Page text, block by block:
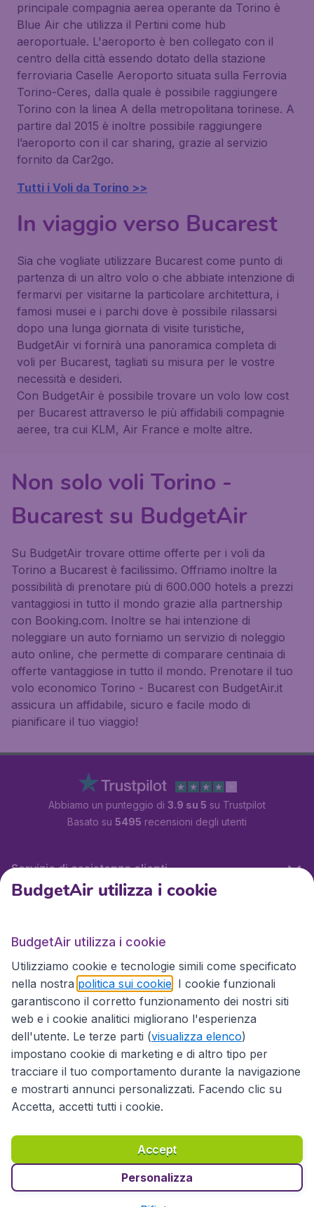
principale compagnia aerea operante da Torino è
Blue Air che utilizza il Pertini come hub
aeroportuale. L'aeroporto è ben collegato con il
centro della città essendo dotato della stazione
ferroviaria Caselle Aeroporto situata sulla Ferrovia
Torino-Ceres, dalla quale è possibile raggiungere
Torino con la linea A della metropolitana torinese. A
partire dal 2015 è inoltre possibile raggiungere
l’aeroporto con il car sharing, grazie al servizio
fornito da Car2go.
Tutti i Voli da Torino >>
In viaggio verso Bucarest
Sia che vogliate utilizzare Bucarest come punto di
partenza di un altro volo o che abbiate intenzione di
fermarvi per visitarne la particolare architettura, i
famosi musei e i parchi dove è possibile rilassarsi
dopo una lunga giornata di visite turistiche,
BudgetAir vi fornirà una panoramica completa di
voli per Bucarest, tagliati su misura per le vostre
necessità e desideri.
Con BudgetAir è possibile trovare un volo low cost
per Bucarest attraverso le più affidabili compagnie
aeree, tra cui KLM, Air France e molte altre.
Non solo voli Torino -
Bucarest su BudgetAir
Su BudgetAir trovare ottime offerte per i voli da
Torino a Bucarest è facilissimo. Offriamo inoltre la
possibilità di prenotare più di 600.000 hotels a prezzi
vantaggiosi in tutto il mondo grazie alla partnership
con Booking.com. Inoltre se hai intenzione di
noleggiare un auto forniamo un servizio di noleggio
auto online, che permette di comparare centinaia di
offerte vantaggiose in tutto il mondo. Prenotare il tuo
volo economico Torino - Bucarest con BudgetAir.it
assicura un affidabile, sicuro e facile modo di
pianificare il tuo viaggio!
Abbiamo un punteggio di 3.9 su 5 su Trustpilot
Basato su 5495 recensioni degli utenti
Servizio di assistenza clienti
Siti internazionali
Esonero di responsabilità
Diritto d'autore © 2026
BudgetAir utilizza i cookie
BudgetAir utilizza i cookie
Utilizziamo cookie e tecnologie simili come specificato
nella nostra politica sui cookie . I cookie funzionali
garantiscono il corretto funzionamento dei nostri siti
web e i cookie analitici migliorano l'esperienza
dell'utente. Le terze parti (visualizza elenco)
impostano cookie di marketing e di altro tipo per
tracciare il tuo comportamento durante la navigazione
e mostrarti annunci personalizzati. Facendo clic su
Accetta, accetti tutti i cookie.
Accept
Personalizza